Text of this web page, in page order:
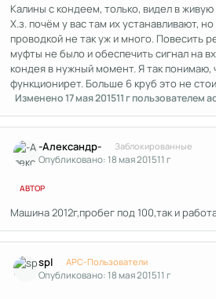
Калины с кондеем, только, видел в живую
Х.з. почём у вас там их устанавливают,
проводкой не так уж и много. Повесить
муфты не было и обеспечить сигнал на
кондея в нужный момент. Я так понимаю,
функционирет. Больше 6 круб это не
Изменено17 мая 201511 гпользователем
-Александр- Заблокированные
Опубликовано:18 мая 201511 г
АВТОР
Машина 2012г,пробег под 100,так и
spl APC-Пользователи
Опубликовано:18 мая 201511 г